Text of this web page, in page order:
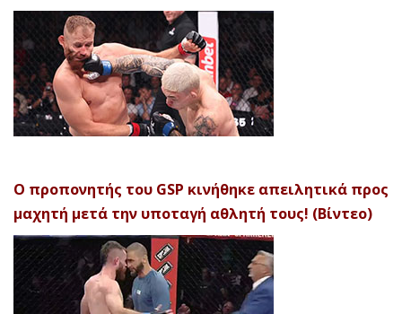
Ο προπονητής του GSP κινήθηκε απειλητικά προς
μαχητή μετά την υποταγή αθλητή τους! (Βίντεο)